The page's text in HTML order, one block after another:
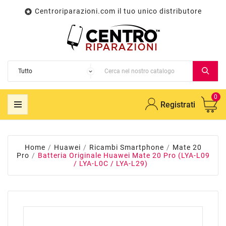
 Centroriparazioni.com il tuo unico distributore
Registrati
0
Home Huawei Ricambi Smartphone
Mate 20
Pro
Batteria Originale Huawei Mate 20 Pro (LYA-L09
/ LYA-L0C / LYA-L29)